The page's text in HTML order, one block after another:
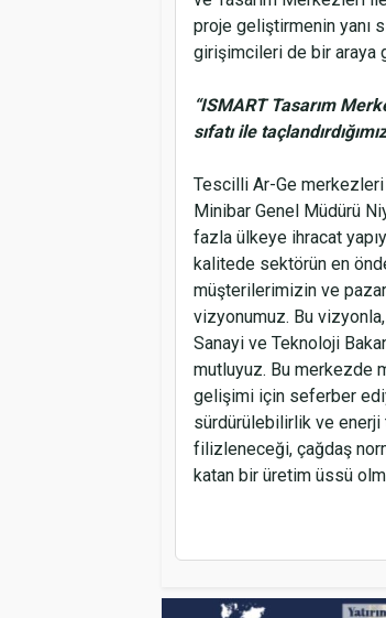
proje geliştirmenin yanı
girişimcileri de bir araya
“ISMART Tasarım
sıfatı ile
Tescilli Ar-Ge
Minibar Genel Müdürü
fazla ülkeye ihracat
kalitede sektörün en
müşterilerimizin ve
vizyonumuz. Bu vizyonla,
Sanayi ve Teknoloji
mutluyuz. Bu merkezde
gelişimi için seferber
sürdürülebilirlik ve enerji
filizleneceği, çağdaş
katan bir üretim üssü